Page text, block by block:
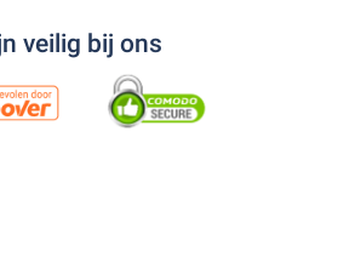
veilig bij ons